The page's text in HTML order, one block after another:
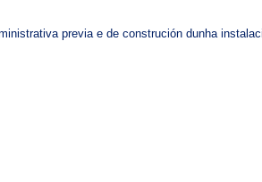
previa e de construción dunha